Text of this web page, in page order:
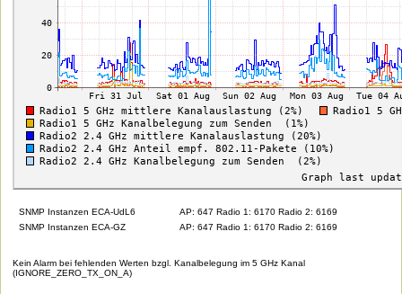
SNMP Instanzen ECA-UdL6
AP: 647 Radio 1: 6170 Radio 2: 6169
SNMP Instanzen ECA-GZ
AP: 647 Radio 1: 6170 Radio 2: 6169
Kein Alarm bei fehlenden Werten bzgl. Kanalbelegung im 5 GHz Kanal
(IGNORE_ZERO_TX_ON_A)